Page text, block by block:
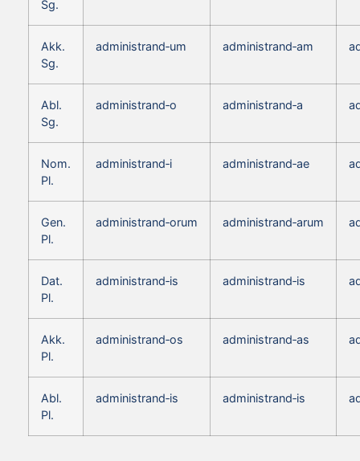
Sg.
Akk.
Sg.
administrand‑um administrand‑am
Abl.
Sg.
administrand‑o administrand‑a
Nom.
Pl.
administrand‑i administrand‑ae
Gen.
Pl.
administrand‑orum administrand‑arum
Dat.
Pl.
administrand‑is administrand‑is
Akk.
Pl.
administrand‑os administrand‑as
Abl.
Pl.
administrand‑is administrand‑is